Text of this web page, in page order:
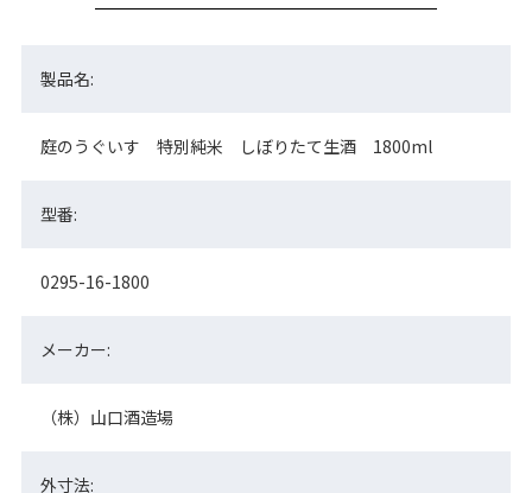
製品名:
庭のうぐいす 特別純米 しぼりたて生酒 1800ml
型番:
0295-16-1800
メーカー:
（株）山口酒造場
外寸法: